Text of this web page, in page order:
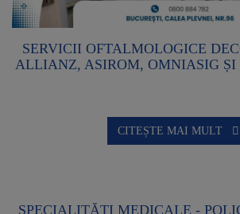
SERVICII OFTALMOLOGICE
ALLIANZ, ASIROM, OMNIASIG
CITEȘTE MAI MULT
SPECIALITĂȚI MEDICALE -